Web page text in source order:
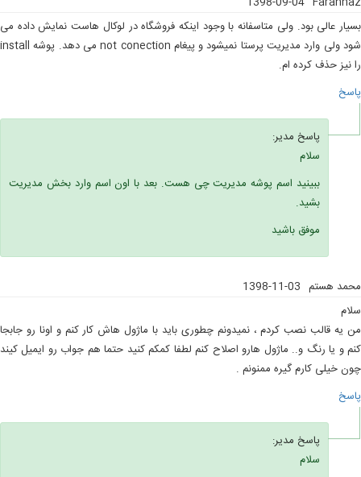
بسیار عالی بود. ولی متاسفانه با وجود اینکه فروشگاه در لوکال هاست نمایش داده می
شود ولی وارد مدیریت پرستا نمیشود و پیغام not conection می دهد. پوشه install
را نیز حذف کرده ام.
پاسخ
پاسخ مدیر:
سلام
ببینید اسم پوشه مدیریت چی هست. بعد با اون اسم وارد بخش مدیریت
بشید.
موفق باشید
محمد هستم 1398-11-03
سلام
من یه قالب نصب کردم ، نمیدونم چطوری باید با ماژول هاش کار کنم و اونا رو جابجا
کنم و یا رنگ و.. ماژول هارو اصلاح کنم لطفا کمکم کنید حتما هم جواب رو ایمیل کیند
چون خیلی کارم گیره ممنونم .
پاسخ
پاسخ مدیر:
سلام